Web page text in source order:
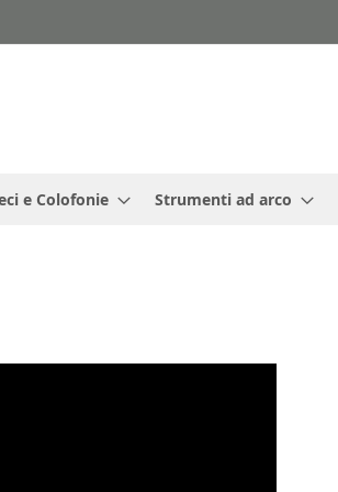
e Colofonie Strumenti ad arco